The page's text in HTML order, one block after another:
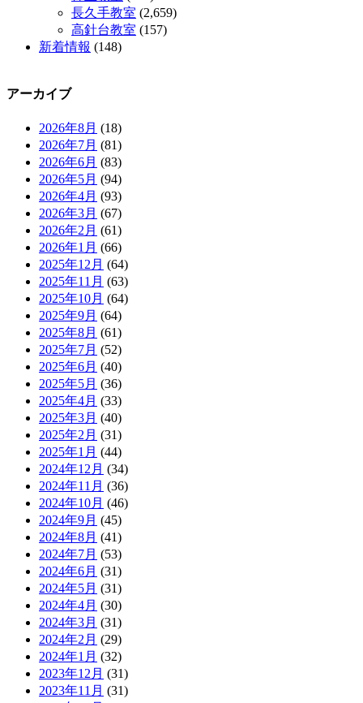
長久手教室 (2,659)
高針台教室 (157)
新着情報 (148)
アーカイブ
2026年8月 (18)
2026年7月 (81)
2026年6月 (83)
2026年5月 (94)
2026年4月 (93)
2026年3月 (67)
2026年2月 (61)
2026年1月 (66)
2025年12月 (64)
2025年11月 (63)
2025年10月 (64)
2025年9月 (64)
2025年8月 (61)
2025年7月 (52)
2025年6月 (40)
2025年5月 (36)
2025年4月 (33)
2025年3月 (40)
2025年2月 (31)
2025年1月 (44)
2024年12月 (34)
2024年11月 (36)
2024年10月 (46)
2024年9月 (45)
2024年8月 (41)
2024年7月 (53)
2024年6月 (31)
2024年5月 (31)
2024年4月 (30)
2024年3月 (31)
2024年2月 (29)
2024年1月 (32)
2023年12月 (31)
2023年11月 (31)